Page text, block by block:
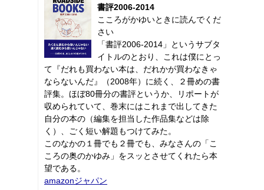
書評2006-2014
こころがかゆいときに読んでくだ
さい
「書評2006-2014」というサブタ
イトルのとおり、これは僕にとっ
て『だれも買わない本は、だれかが買わなきゃ
ならないんだ』（2008年）に続く、２冊めの書
評集。ほぼ80冊分の書評というか、リポートが
収められていて、巻末にはこれまで出してきた
自分の本の（編集を担当した作品集などは除
く）、ごく短い解題もつけてみた。
このなかの１冊でも２冊でも、みなさんの「こ
ころの奥のかゆみ」をスッとさせてくれたら本
望である。
amazonジャパン